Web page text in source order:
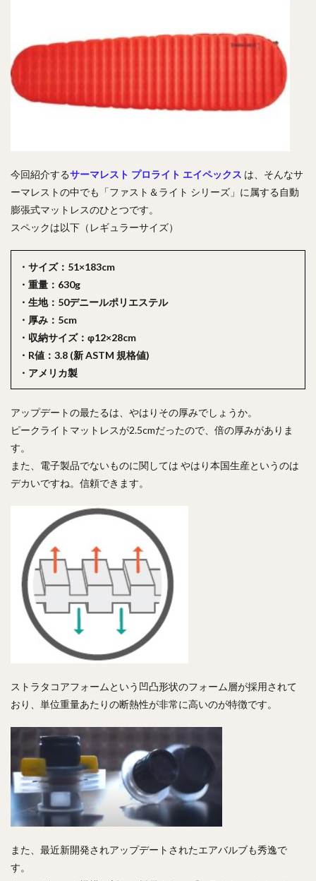
今回紹介するサーマレスト プロライト エイペックス は、そんなサ
ーマレストの中でも「ファスト＆ライト シリーズ」に属する自動
膨張式マットレスのひとつです。
スペックは以下（レギュラーサイズ）
・サイズ：51×183cm
・重量：630g
・生地：50デニールポリエステル
・厚み：5cm
・収納サイズ：φ12×28cm
・R値：3.8 (新 ASTM 規格値)
・アメリカ製
アップデートの最たるは、やはりその厚みでしょうか。
ピークライトマットレスが2.5cmだったので、倍の厚みがありま
す。
また、電子製品でないものに関しては やはり本国生産というのは
デカいですね。信頼できます。
ストラタコアフォームという凹凸形状のフォーム層が採用されて
おり、単位重量あたりの断熱性が非常に高いのが特徴です。
また、最近新開発されアップデートされたエアバルブも秀逸で
す。